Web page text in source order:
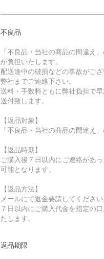
不良品
「不良品・当社の商品の間違え
が負担いたします。
配送途中の破損などの事故がござ
弊社までご連絡下さい。
送料・手数料ともに弊社負担で
送付致します。
【返品対象】
「不良品・当社の商品の間違え
【返品時期】
ご購入後７日以内にご連絡があ
可能となります。
【返品方法】
メールにて返金要請してください
７日以内にご購入代金を指定の
たします。
返品期限